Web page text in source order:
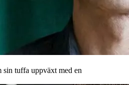
sin tuffa uppväxt med en